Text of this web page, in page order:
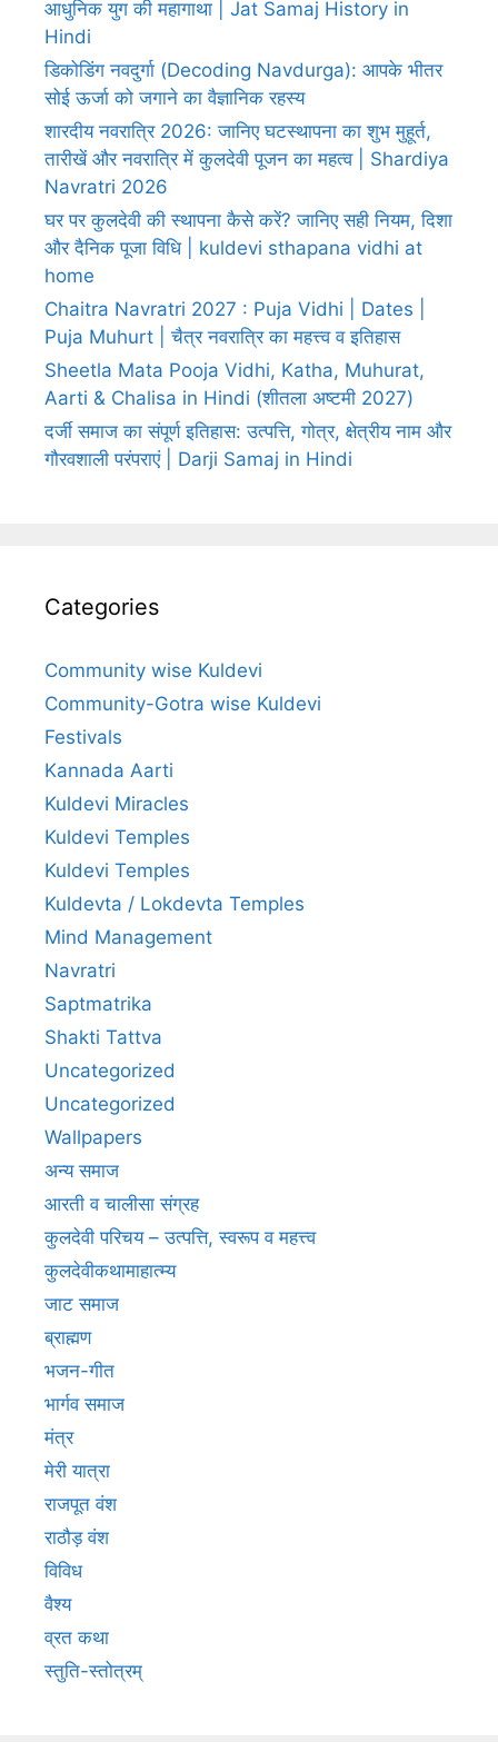
आधुनिक युग की महागाथा | Jat Samaj History in
Hindi
डिकोडिंग नवदुर्गा (Decoding Navdurga): आपके भीतर
सोई ऊर्जा को जगाने का वैज्ञानिक रहस्य
शारदीय नवरात्रि 2026: जानिए घटस्थापना का शुभ मुहूर्त,
तारीखें और नवरात्रि में कुलदेवी पूजन का महत्व | Shardiya
Navratri 2026
घर पर कुलदेवी की स्थापना कैसे करें? जानिए सही नियम, दिशा
और दैनिक पूजा विधि | kuldevi sthapana vidhi at
home
Chaitra Navratri 2027 : Puja Vidhi | Dates |
Puja Muhurt | चैत्र नवरात्रि का महत्त्व व इतिहास
Sheetla Mata Pooja Vidhi, Katha, Muhurat,
Aarti & Chalisa in Hindi (शीतला अष्टमी 2027)
दर्जी समाज का संपूर्ण इतिहास: उत्पत्ति, गोत्र, क्षेत्रीय नाम और
गौरवशाली परंपराएं | Darji Samaj in Hindi
Categories
Community wise Kuldevi
Community-Gotra wise Kuldevi
Festivals
Kannada Aarti
Kuldevi Miracles
Kuldevi Temples
Kuldevi Temples
Kuldevta / Lokdevta Temples
Mind Management
Navratri
Saptmatrika
Shakti Tattva
Uncategorized
Uncategorized
Wallpapers
अन्य समाज
आरती व चालीसा संग्रह
कुलदेवी परिचय – उत्पत्ति, स्वरूप व महत्त्व
कुलदेवीकथामाहात्म्य
जाट समाज
ब्राह्मण
भजन-गीत
भार्गव समाज
मंत्र
मेरी यात्रा
राजपूत वंश
राठौड़ वंश
विविध
वैश्य
व्रत कथा
स्तुति-स्तोत्रम्